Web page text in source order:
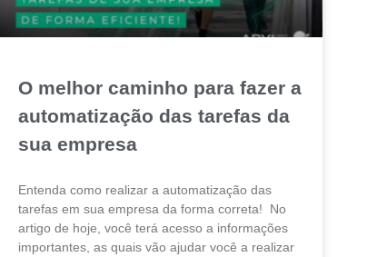
O melhor caminho para fazer a
automatização das tarefas da
sua empresa
Entenda como realizar a automatização das
tarefas em sua empresa da forma correta! No
artigo de hoje, você terá acesso a informações
importantes, as quais vão ajudar você a realizar